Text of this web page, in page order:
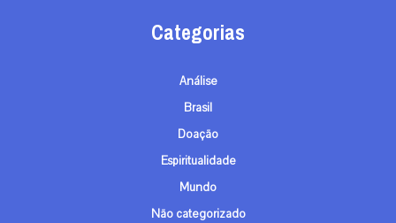
A primeira agência de notícias católicas do Brasil
Categorias